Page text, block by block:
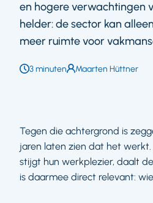
en hogere verwachtingen
helder: de sector kan
meer ruimte voor
Leestijd:
3 minuten Auteur:
Maarten Hüttner
Tegen die achtergrond is
jaren laten zien dat het
stijgt hun werkplezier, daalt
is daarmee direct relevant: